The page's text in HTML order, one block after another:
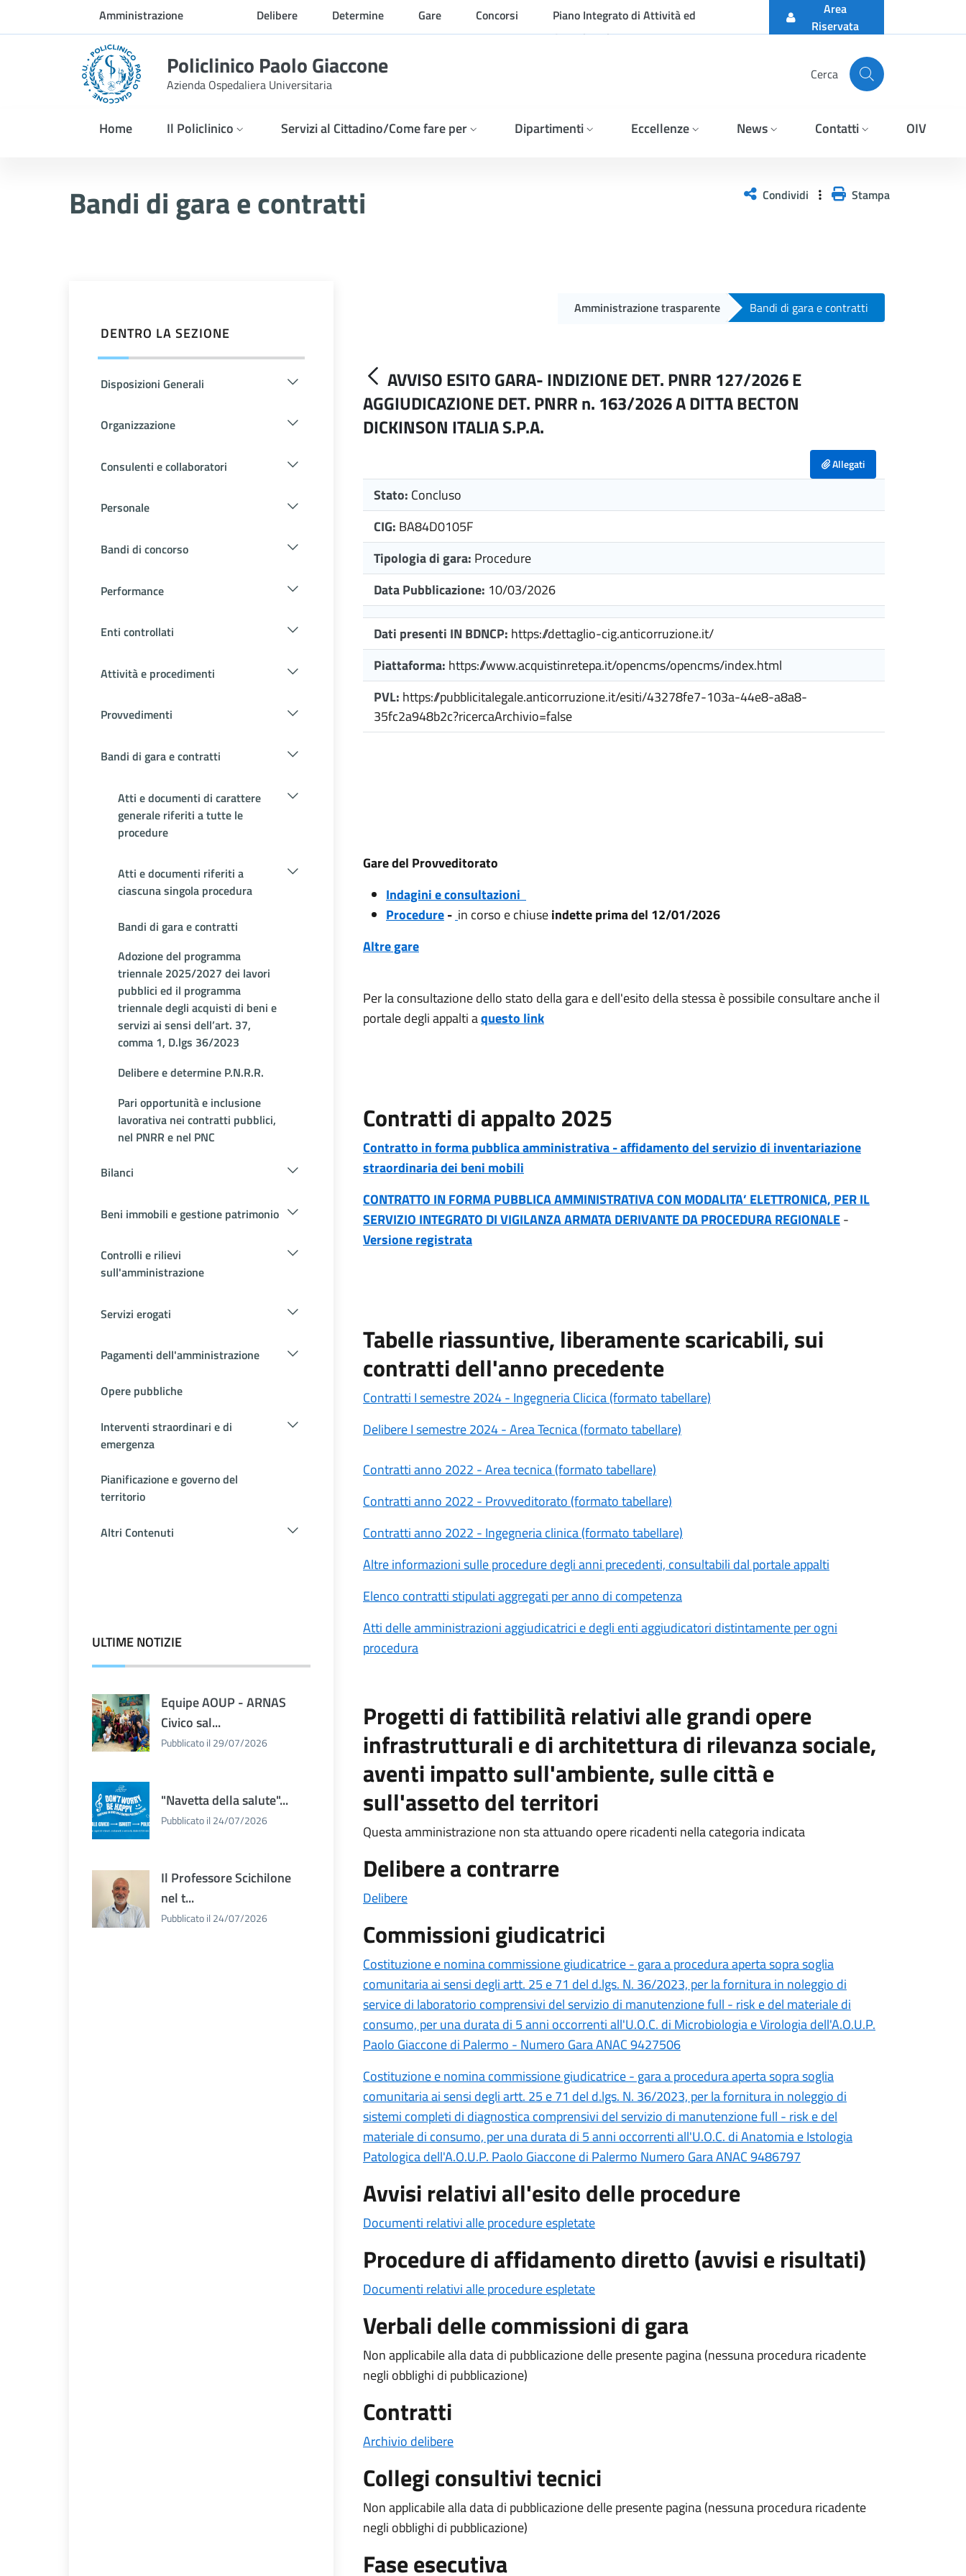
Skip to Main ContentAmministrazione
trasparente
Delibere Determine Gare Concorsi
Piano Integrato di Attività ed
Organizzazione
Area
Riservata
Policlinico Paolo Giaccone
Azienda Ospedaliera Universitaria
Cerca
Home Il Policlinico Servizi al Cittadino/Come fare per Dipartimenti Eccellenze News Contatti OIV
Bandi di gara e contratti Condividi Stampa
DENTRO LA SEZIONE
Disposizioni Generali
Organizzazione
Consulenti e collaboratori
Personale
Bandi di concorso
Performance
Enti controllati
Attività e procedimenti
Provvedimenti
Bandi di gara e contratti
Atti e documenti di carattere
generale riferiti a tutte le
procedure
Atti e documenti riferiti a
ciascuna singola procedura
Bandi di gara e contratti
Adozione del programma
triennale 2025/2027 dei lavori
pubblici ed il programma
triennale degli acquisti di beni e
servizi ai sensi dell’art. 37,
comma 1, D.lgs 36/2023
Delibere e determine P.N.R.R.
Pari opportunità e inclusione
lavorativa nei contratti pubblici,
nel PNRR e nel PNC
Bilanci
Beni immobili e gestione patrimonio
Controlli e rilievi
sull'amministrazione
Servizi erogati
Pagamenti dell'amministrazione
Opere pubbliche
Interventi straordinari e di
emergenza
Pianificazione e governo del
territorio
Altri Contenuti
ULTIME NOTIZIE
Equipe AOUP - ARNAS
Civico sal...
Pubblicato il 29/07/2026
"Navetta della salute"...
Pubblicato il 24/07/2026
Il Professore Scichilone
nel t...
Pubblicato il 24/07/2026
Amministrazione trasparente Bandi di gara e contratti
AVVISO ESITO GARA- INDIZIONE DET. PNRR 127/2026 E
AGGIUDICAZIONE DET. PNRR n. 163/2026 A DITTA BECTON
DICKINSON ITALIA S.P.A.
Allegati
Stato: Concluso
CIG: BA84D0105F
Tipologia di gara: Procedure
Data Pubblicazione: 10/03/2026
Dati presenti IN BDNCP: https://dettaglio-cig.anticorruzione.it/
Piattaforma: https://www.acquistinretepa.it/opencms/opencms/index.html
PVL: https://pubblicitalegale.anticorruzione.it/esiti/43278fe7-103a-44e8-a8a8-
35fc2a948b2c?ricercaArchivio=false
Gare del Provveditorato
Indagini e consultazioni
Procedure- in corso e chiuseindette prima del 12/01/2026
Altre gare
Per la consultazione dello stato della gara e dell'esito della stessa è possibile consultare anche il
portale degli appalti aquesto link
Contratti di appalto 2025
Contratto in forma pubblica amministrativa - affidamento del servizio di inventariazione
straordinaria dei beni mobili
CONTRATTO IN FORMA PUBBLICA AMMINISTRATIVA CON MODALITA’ ELETTRONICA, PER IL
SERVIZIO INTEGRATO DI VIGILANZA ARMATA DERIVANTE DA PROCEDURA REGIONALE-
Versione registrata
Tabelle riassuntive, liberamente scaricabili, sui
contratti dell'anno precedente
Contratti I semestre 2024 - Ingegneria Clicica (formato tabellare)
Delibere I semestre 2024 - Area Tecnica (formato tabellare)
Contratti anno 2022 - Area tecnica (formato tabellare)
Contratti anno 2022 - Provveditorato (formato tabellare)
Contratti anno 2022 - Ingegneria clinica (formato tabellare)
Altre informazioni sulle procedure degli anni precedenti, consultabili dal portale appalti
Elenco contratti stipulati aggregati per anno di competenza
Atti delle amministrazioni aggiudicatrici e degli enti aggiudicatori distintamente per ogni
procedura
Progetti di fattibilità relativi alle grandi opere
infrastrutturali e di architettura di rilevanza sociale,
aventi impatto sull'ambiente, sulle città e
sull'assetto del territori
Questa amministrazione non sta attuando opere ricadenti nella categoria indicata
Delibere a contrarre
Delibere
Commissioni giudicatrici
Costituzione e nomina commissione giudicatrice - gara a procedura aperta sopra soglia
comunitaria ai sensi degli artt. 25 e 71 del d.lgs. N. 36/2023, per la fornitura in noleggio di
service di laboratorio comprensivi del servizio di manutenzione full - risk e del materiale di
consumo, per una durata di 5 anni occorrenti all'U.O.C. di Microbiologia e Virologia dell'A.O.U.P.
Paolo Giaccone di Palermo - Numero Gara ANAC 9427506
Costituzione e nomina commissione giudicatrice - gara a procedura aperta sopra soglia
comunitaria ai sensi degli artt. 25 e 71 del d.lgs. N. 36/2023, per la fornitura in noleggio di
sistemi completi di diagnostica comprensivi del servizio di manutenzione full - risk e del
materiale di consumo, per una durata di 5 anni occorrenti all'U.O.C. di Anatomia e Istologia
Patologica dell'A.O.U.P. Paolo Giaccone di Palermo Numero Gara ANAC 9486797
Avvisi relativi all'esito delle procedure
Documenti relativi alle procedure espletate
Procedure di affidamento diretto (avvisi e risultati)
Documenti relativi alle procedure espletate
Verbali delle commissioni di gara
Non applicabile alla data di pubblicazione delle presente pagina (nessuna procedura ricadente
negli obblighi di pubblicazione)
Contratti
Archivio delibere
Collegi consultivi tecnici
Non applicabile alla data di pubblicazione delle presente pagina (nessuna procedura ricadente
negli obblighi di pubblicazione)
Fase esecutiva